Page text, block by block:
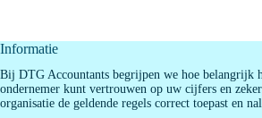
Informatie
Bij DTG Accountants begrijpen we hoe belangrijk
ondernemer kunt vertrouwen op uw cijfers en
organisatie de geldende regels correct toepast en